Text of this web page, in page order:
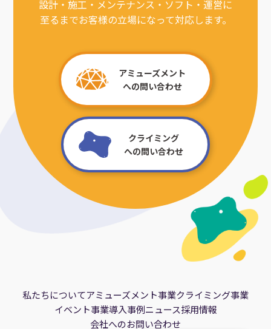
設計・施工・メンテナンス・ソフト・運営に
至るまでお客様の立場になって対応します。
アミューズメント
への問い合わせ
クライミング
への問い合わせ
私たちについてアミューズメント事業クライミング事業
イベント事業導入事例ニュース採用情報
会社へのお問い合わせ